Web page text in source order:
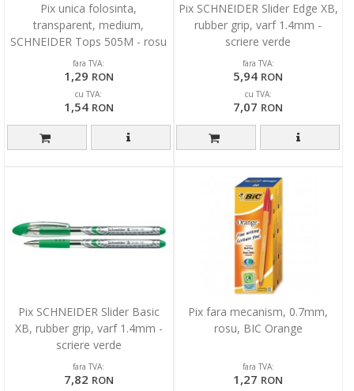
Pix unica folosinta,
transparent, medium,
SCHNEIDER Tops 505M - rosu
fara TVA:
1,29 RON
cu TVA:
1,54 RON
Pix SCHNEIDER Slider Edge XB,
rubber grip, varf 1.4mm -
scriere verde
fara TVA:
5,94 RON
cu TVA:
7,07 RON
Pix SCHNEIDER Slider Basic
XB, rubber grip, varf 1.4mm -
scriere verde
fara TVA:
7,82 RON
Pix fara mecanism, 0.7mm,
rosu, BIC Orange
fara TVA:
1,27 RON